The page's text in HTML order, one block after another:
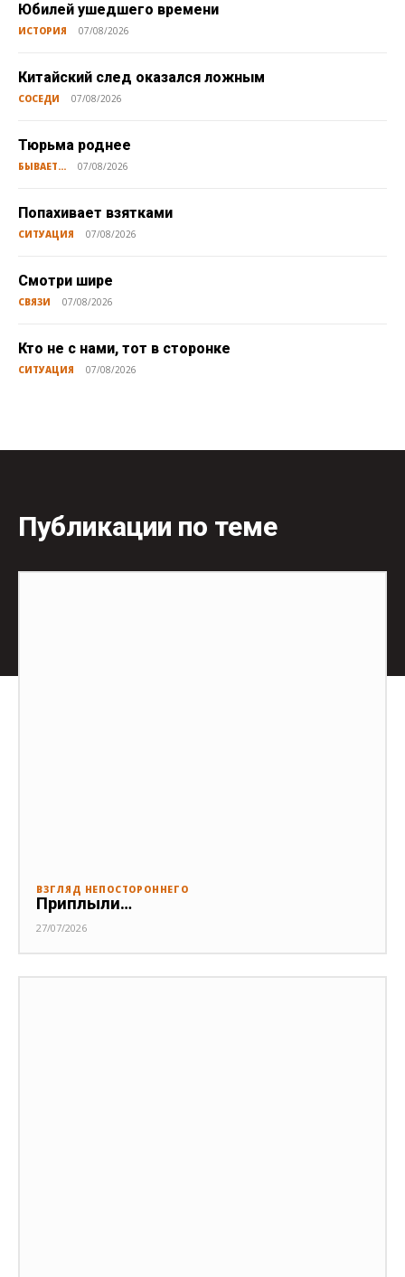
Юбилей ушедшего времени
ИСТОРИЯ 07/08/2026
Китайский след оказался ложным
СОСЕДИ 07/08/2026
Тюрьма роднее
БЫВАЕТ... 07/08/2026
Попахивает взятками
СИТУАЦИЯ 07/08/2026
Смотри шире
СВЯЗИ 07/08/2026
Кто не с нами, тот в сторонке
СИТУАЦИЯ 07/08/2026
Публикации по теме
ВЗГЛЯД НЕПОСТОРОННЕГО
Приплыли…
27/07/2026